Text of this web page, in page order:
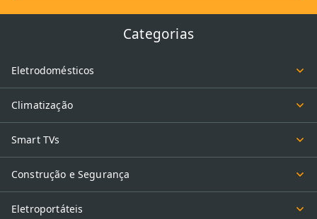
Categorias
Eletrodomésticos
Climatização
Smart TVs
Construção e Segurança
Eletroportáteis